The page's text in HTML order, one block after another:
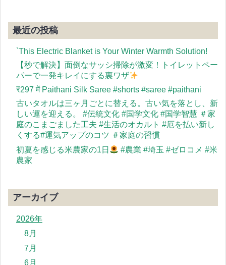
最近の投稿
`This Electric Blanket is Your Winter Warmth Solution!
【秒で解決】面倒なサッシ掃除が激変！トイレットペー
パーで一発キレイにする裏ワザ
​₹297 में Paithani Silk Saree #shorts #saree #paithani
古いタオルは三ヶ月ごとに替える。古い気を落とし、新
しい運を迎える。 #伝統文化 #国学文化 #国学智慧 ＃家
庭のこまごました工夫 #生活のオカルト #厄を払い新し
くする#運気アップのコツ ＃家庭の習慣
初夏を感じる米農家の1日
#農業 #埼玉 #ゼロコメ #米
農家
アーカイブ
2026年
8月
7月
6月